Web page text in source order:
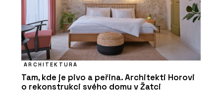
ARCHITEKTURA
Tam, kde je pivo a peřina. Architekti Horovi
o rekonstrukci svého domu v Žatci